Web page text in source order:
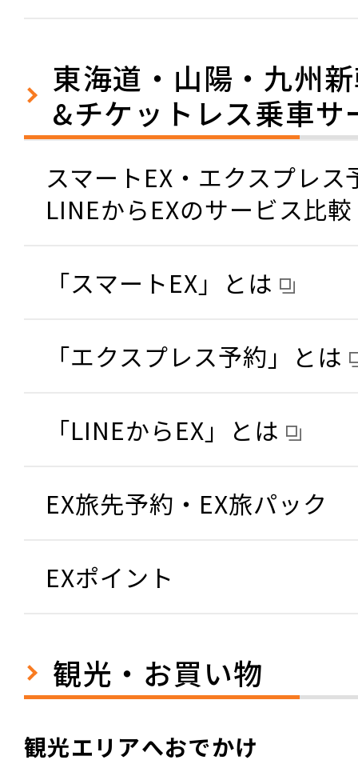
東海道・山陽・九州
&チケットレス乗車サ
スマートEX・エクスプレス
LINEからEXのサービス比較
「スマートEX」とは
「エクスプレス予約」とは
「LINEからEX」とは
EX旅先予約・EX旅パック
EXポイント
観光・お買い物
観光エリアへおでかけ